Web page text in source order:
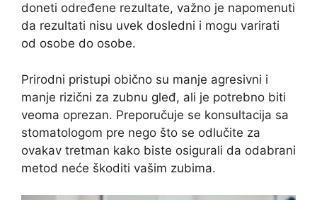
doneti određene rezultate, važno je napomenuti
da rezultati nisu uvek dosledni i mogu varirati
od osobe do osobe.
Prirodni pristupi obično su manje agresivni i
manje rizični za zubnu gleđ, ali je potrebno biti
veoma oprezan. Preporučuje se konsultacija sa
stomatologom pre nego što se odlučite za
ovakav tretman kako biste osigurali da odabrani
metod neće škoditi vašim zubima.